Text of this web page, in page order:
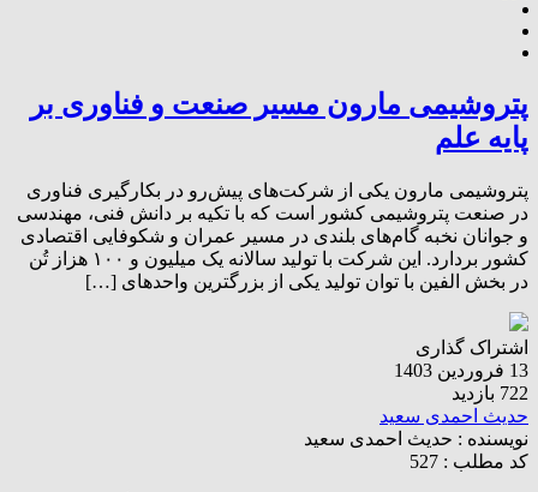
پتروشیمی مارون مسیر صنعت و فناوری بر
پایه علم
پتروشیمی مارون یکی از شرکت‌های پیش‌رو در بکارگیری فناوری
در صنعت پتروشیمی کشور است که با تکیه بر دانش فنی، مهندسی
و جوانان نخبه گام‌های بلندی در مسیر عمران و شکوفایی اقتصادی
کشور بردارد. این شرکت با تولید سالانه یک میلیون و ۱۰۰ هزاز تُن
در بخش الفین با توان تولید یکی از بزرگترین واحد‌های […]
اشتراک گذاری
13 فروردین 1403
722 بازدید
حدیث احمدی سعید
نویسنده : حدیث احمدی سعید
کد مطلب : 527